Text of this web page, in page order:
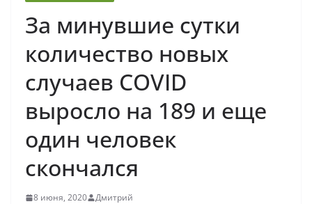
За минувшие сутки
количество новых
случаев COVID
выросло на 189 и еще
один человек
скончался
8 июня, 2020 Дмитрий